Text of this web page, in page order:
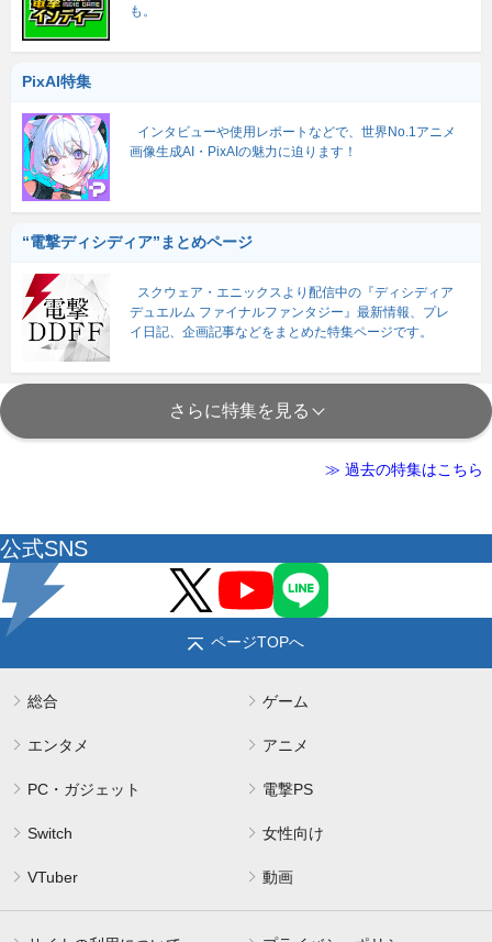
も。
PixAI特集
インタビューや使用レポートなどで、世界No.1アニメ
画像生成AI・PixAIの魅力に迫ります！
“電撃ディシディア”まとめページ
スクウェア・エニックスより配信中の『ディシディア
デュエルム ファイナルファンタジー』最新情報、プレ
イ日記、企画記事などをまとめた特集ページです。
さらに特集を見る
≫ 過去の特集はこちら
公式SNS
ページTOPへ
総合 ゲーム
エンタメ アニメ
PC・ガジェット 電撃PS
Switch 女性向け
VTuber 動画